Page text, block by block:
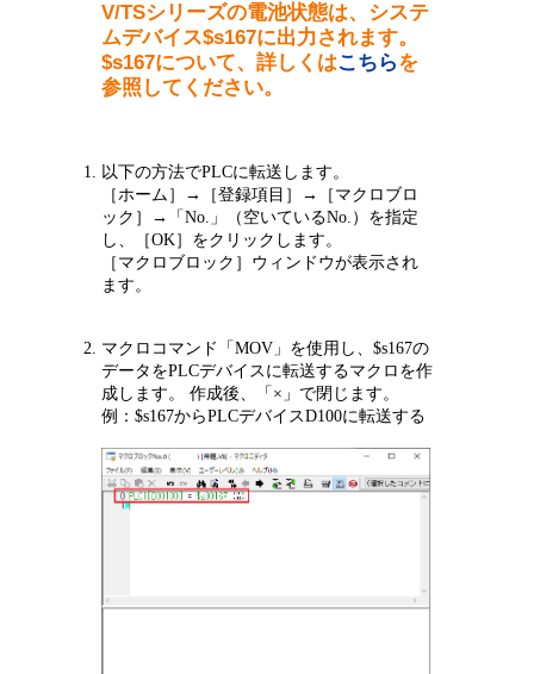
V/TSシリーズの電池状態は、システ
ムデバイス$s167に出力されます。
$s167について、詳しくはこちらを
参照してください。
以下の方法でPLCに転送します。
［ホーム］→［登録項目］→［マクロブロ
ック］→「No.」（空いているNo.）を指定
し、［OK］をクリックします。
［マクロブロック］ウィンドウが表示され
ます。
マクロコマンド「MOV」を使用し、$s167の
データをPLCデバイスに転送するマクロを作
成します。 作成後、「×」で閉じます。
例：$s167からPLCデバイスD100に転送する